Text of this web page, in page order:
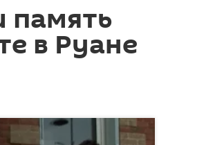
память
в Руане